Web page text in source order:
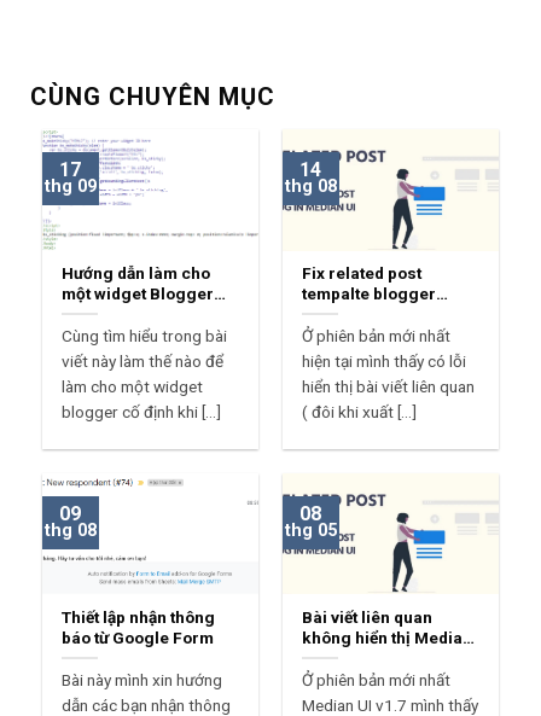
CÙNG CHUYÊN MỤC
Hướng dẫn làm cho
một widget Blogger
Sticky
Cùng tìm hiểu trong bài
viết này làm thế nào để
làm cho một widget
blogger cố định khi [...]
17
thg 09
Fix related post
tempalte blogger
median ui 1.7
Ở phiên bản mới nhất
hiện tại mình thấy có lỗi
hiển thị bài viết liên quan
( đôi khi xuất [...]
14
thg 08
Thiết lập nhận thông
báo từ Google Form
Bài này mình xin hướng
dẫn các bạn nhận thông
09
thg 08
Bài viết liên quan
không hiển thị Median
UI?
Ở phiên bản mới nhất
Median UI v1.7 mình thấy
08
thg 05